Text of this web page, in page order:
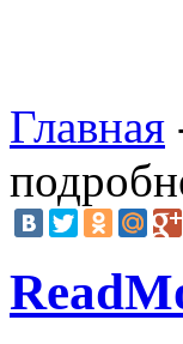
Главная